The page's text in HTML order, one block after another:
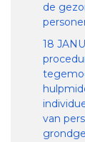
de
18
van